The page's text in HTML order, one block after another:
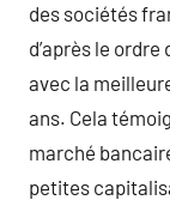
des sociétés
d’après le
avec la
ans. Cela
marché
petites